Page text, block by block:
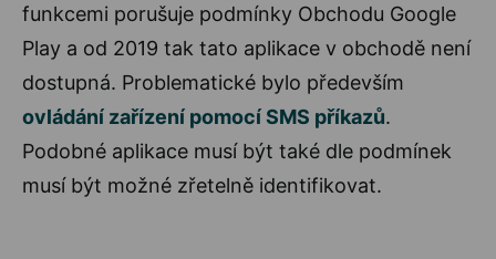
funkcemi porušuje podmínky Obchodu Google
Play a od 2019 tak tato aplikace v obchodě není
dostupná. Problematické bylo především
ovládání zařízení pomocí SMS příkazů.
Podobné aplikace musí být také dle podmínek
musí být možné zřetelně identifikovat.